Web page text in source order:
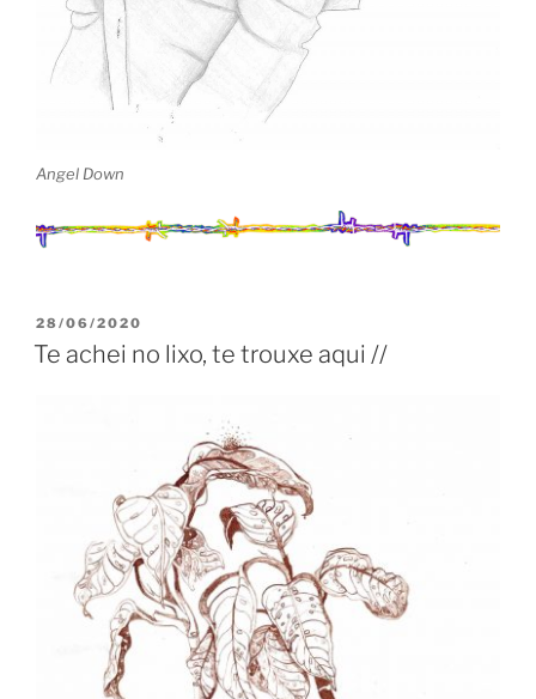
Angel Down
PUBLICADO
EM
28/06/2020
Te achei no lixo, te trouxe aqui //